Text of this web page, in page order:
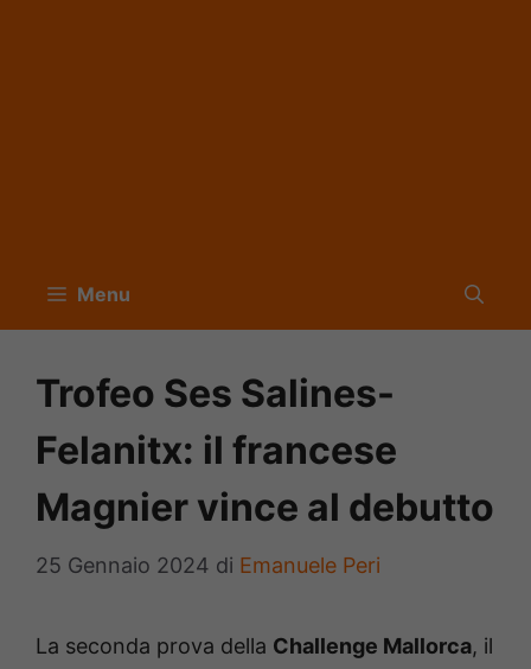
Menu
Trofeo Ses Salines-
Felanitx: il francese
Magnier vince al debutto
25 Gennaio 2024 di Emanuele Peri
La seconda prova della Challenge Mallorca, il